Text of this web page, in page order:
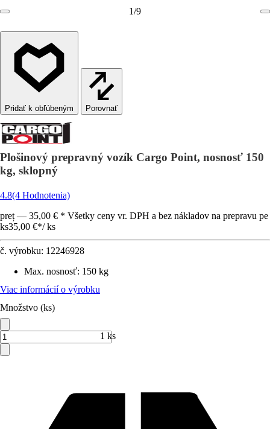
1/9
Porovnať
Plošinový prepravný vozík Cargo Point, nosnosť 150
kg, sklopný
4.8(4 Hodnotenia)
preț — 35,00 € * Všetky ceny vr. DPH a bez nákladov na prepravu pe
ks35,00 €*/ ks
č. výrobku: 12246928
Max. nosnosť: 150 kg
Viac informácií o výrobku
Množstvo (ks)
1 ks